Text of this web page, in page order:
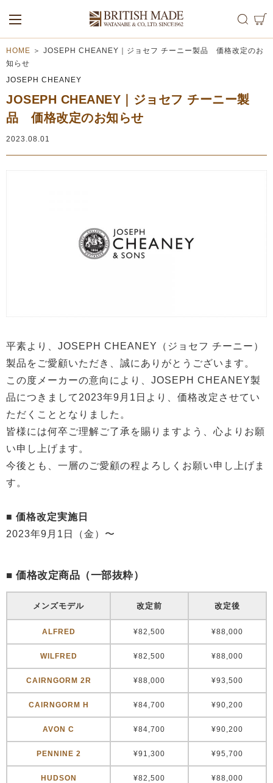
ALL MEN
WOMEN
HOME ＞ JOSEPH CHEANEY｜ジョセフ チーニー製品 価格改定のお
知らせ
JOSEPH CHEANEY
JOSEPH CHEANEY｜ジョセフ チーニー製
品 価格改定のお知らせ
2023.08.01
平素より、JOSEPH CHEANEY（ジョセフ チーニー）
製品をご愛顧いただき、誠にありがとうございます。
この度メーカーの意向により、JOSEPH CHEANEY製
品につきまして2023年9月1日より、価格改定させてい
ただくこととなりました。
皆様には何卒ご理解ご了承を賜りますよう、心よりお願
い申し上げます。
今後とも、一層のご愛顧の程よろしくお願い申し上げま
す。
■ 価格改定実施日
2023年9月1日（金）〜
■ 価格改定商品（一部抜粋）
メンズモデル 改定前 改定後
ALFRED ¥82,500 ¥88,000
WILFRED ¥82,500 ¥88,000
CAIRNGORM 2R ¥88,000 ¥93,500
CAIRNGORM H ¥84,700 ¥90,200
AVON C ¥84,700 ¥90,200
PENNINE 2 ¥91,300 ¥95,700
HUDSON ¥82,500 ¥88,000